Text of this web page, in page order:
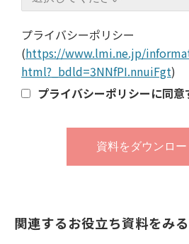
プライバシーポリシー
(https://www.lmi.ne.jp/
html?_bdld=3NNfPI.nnuiFgt)
プライバシーポリシーに同意
関連するお役立ち資料をみる